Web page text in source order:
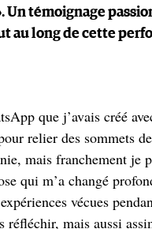
Un témoignage
au long de cette
que j’avais créé
relier des sommets
mais franchement je
qui m’a changé
vécues
réfléchir, mais aussi